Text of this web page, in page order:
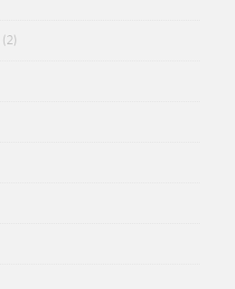
(2)